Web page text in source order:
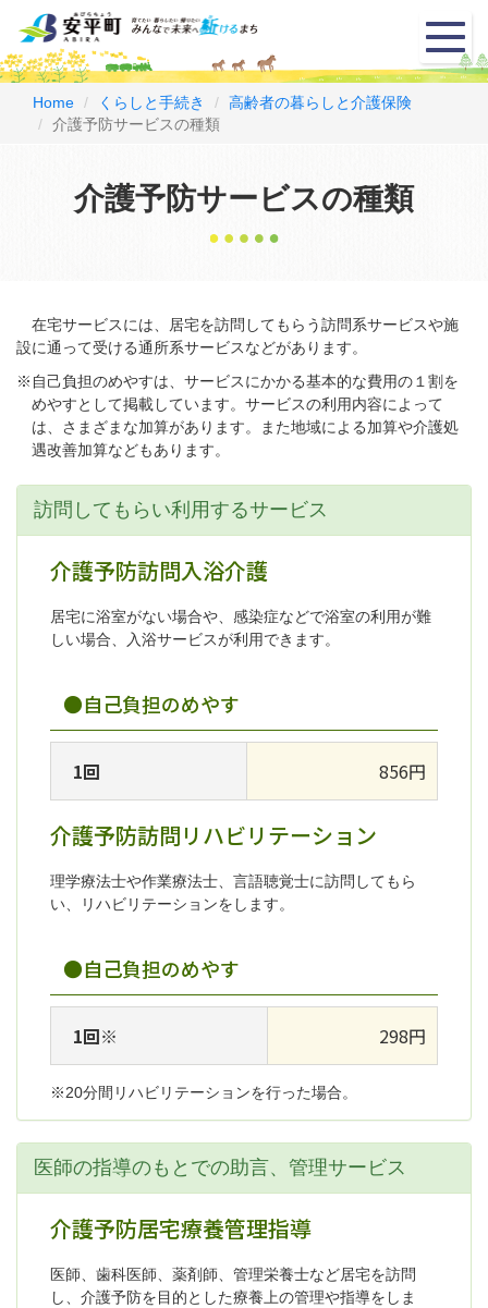
メ
ニ
ュ
Home くらしと手続き
高齢者の暮らしと介護保険
介護予防サービスの種類
介護予防サービスの種類
在宅サービスには、居宅を訪問してもらう訪問系サービスや施
設に通って受ける通所系サービスなどがあります。
※自己負担のめやすは、サービスにかかる基本的な費用の１割を
めやすとして掲載しています。サービスの利用内容によって
は、さまざまな加算があります。また地域による加算や介護処
遇改善加算などもあります。
訪問してもらい利用するサービス
介護予防訪問入浴介護
居宅に浴室がない場合や、感染症などで浴室の利用が難
しい場合、入浴サービスが利用できます。
●自己負担のめやす
1回 856円
介護予防訪問リハビリテーション
理学療法士や作業療法士、言語聴覚士に訪問してもら
い、リハビリテーションをします。
●自己負担のめやす
1回※ 298円
※20分間リハビリテーションを行った場合。
医師の指導のもとでの助言、管理サービス
介護予防居宅療養管理指導
医師、歯科医師、薬剤師、管理栄養士など居宅を訪問
し、介護予防を目的とした療養上の管理や指導をしま